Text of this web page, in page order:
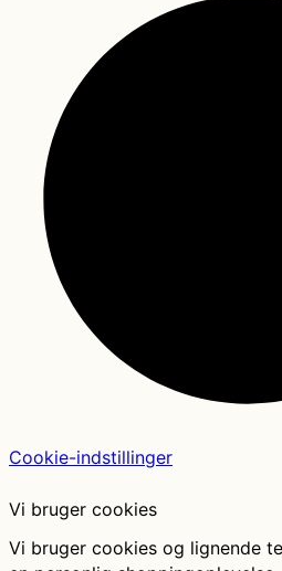
Cookie-indstillinger
Vi bruger cookies
Vi bruger cookies og lignende